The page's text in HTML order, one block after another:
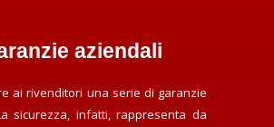
aziendali
ai rivenditori una serie di garanzie
sicurezza, infatti, rappresenta da